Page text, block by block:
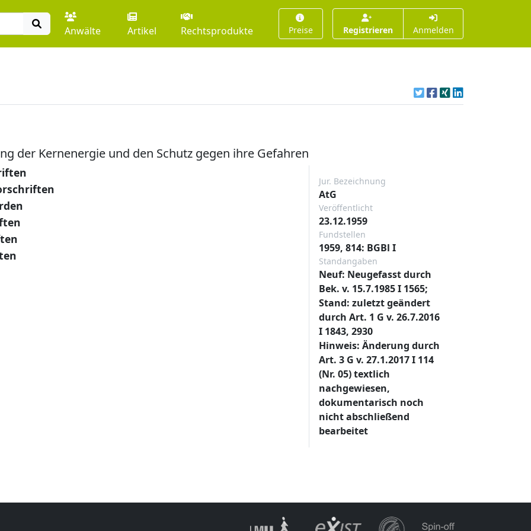
Anwälte Artikel Rechtsprodukte Preise Registrieren Anmelden
der Kernenergie und den Schutz gegen ihre Gefahren
Jur. Bezeichnung
AtG
Veröffentlicht
23.12.1959
Fundstellen
1959, 814: BGBl I
Standangaben
Neuf: Neugefasst durch
Bek. v. 15.7.1985 I 1565;
Stand: zuletzt geändert
durch Art. 1 G v. 26.7.2016
I 1843, 2930
Hinweis: Änderung durch
Art. 3 G v. 27.1.2017 I 114
(Nr. 05) textlich
nachgewiesen,
dokumentarisch noch
nicht abschließend
bearbeitet